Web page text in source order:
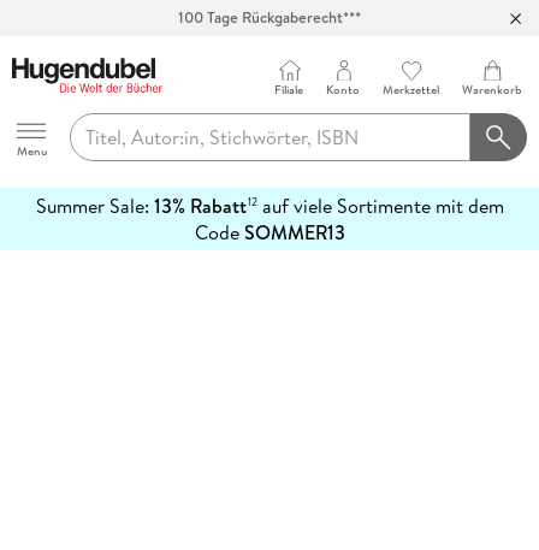
100 Tage Rückgaberecht***
Hugendubel
Menu
Filiale Konto Merkzettel Warenkorb
Summer Sale: 13% Rabatt12auf viele Sortimente mit dem
CodeSOMMER13
erfahren